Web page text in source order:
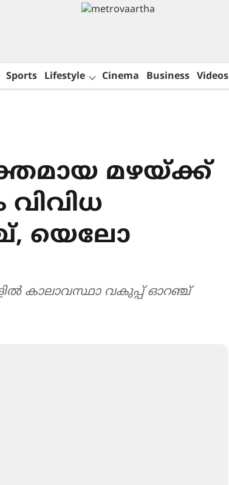
Sports Lifestyle Cinema Business Videos
മഴയ്ക്ക്
വിവിധ
യെലോ
കാലാവസ്ഥാ വകുപ്പ് ഓറഞ്ച്